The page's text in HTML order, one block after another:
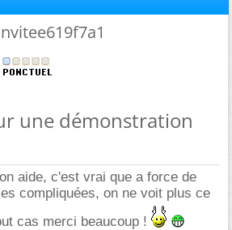
une démonstration
aide, c'est vrai que a force de
compliquées, on ne voit plus ce
cas merci beaucoup !